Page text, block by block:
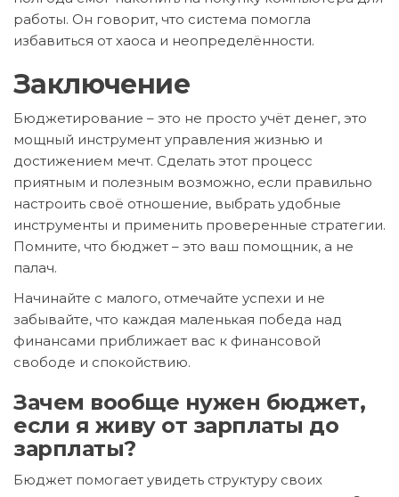
работы. Он говорит, что система помогла
избавиться от хаоса и неопределённости.
Заключение
Бюджетирование – это не просто учёт денег, это
мощный инструмент управления жизнью и
достижением мечт. Сделать этот процесс
приятным и полезным возможно, если правильно
настроить своё отношение, выбрать удобные
инструменты и применить проверенные стратегии.
Помните, что бюджет – это ваш помощник, а не
палач.
Начинайте с малого, отмечайте успехи и не
забывайте, что каждая маленькая победа над
финансами приближает вас к финансовой
свободе и спокойствию.
Зачем вообще нужен бюджет,
если я живу от зарплаты до
зарплаты?
Бюджет помогает увидеть структуру своих